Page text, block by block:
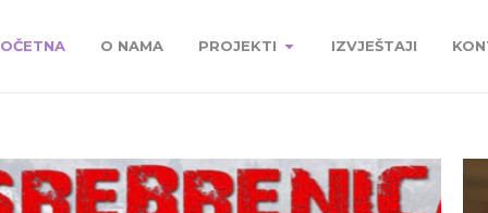
O NAMA PROJEKTI IZVJEŠTAJI